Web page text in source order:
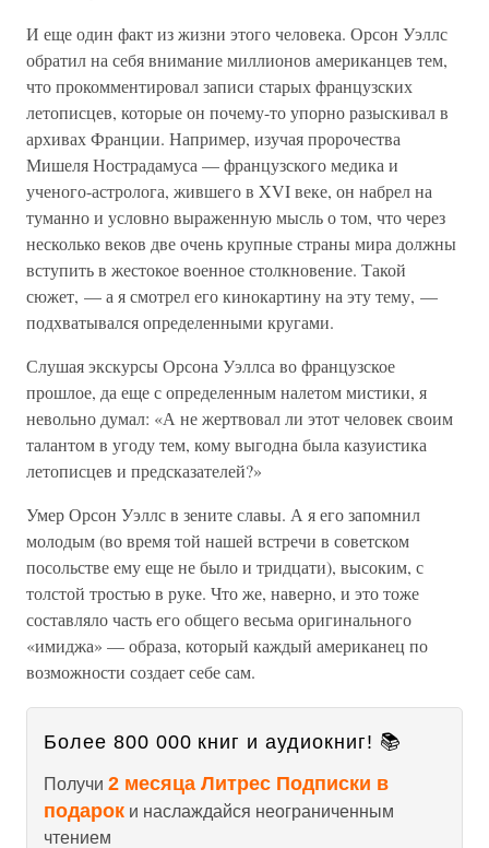
И еще один факт из жизни этого человека. Орсон Уэллс
обратил на себя внимание миллионов американцев тем,
что прокомментировал записи старых французских
летописцев, которые он почему-то упорно разыскивал в
архивах Франции. Например, изучая пророчества
Мишеля Нострадамуса — французского медика и
ученого-астролога, жившего в XVI веке, он набрел на
туманно и условно выраженную мысль о том, что через
несколько веков две очень крупные страны мира должны
вступить в жестокое военное столкновение. Такой
сюжет, — а я смотрел его кинокартину на эту тему, —
подхватывался определенными кругами.
Слушая экскурсы Орсона Уэллса во французское
прошлое, да еще с определенным налетом мистики, я
невольно думал: «А не жертвовал ли этот человек своим
талантом в угоду тем, кому выгодна была казуистика
летописцев и предсказателей?»
Умер Орсон Уэллс в зените славы. А я его запомнил
молодым (во время той нашей встречи в советском
посольстве ему еще не было и тридцати), высоким, с
толстой тростью в руке. Что же, наверно, и это тоже
составляло часть его общего весьма оригинального
«имиджа» — образа, который каждый американец по
возможности создает себе сам.
Более 800 000 книг и аудиокниг! 📚
Получи 2 месяца Литрес Подписки в
подарок и наслаждайся неограниченным
чтением